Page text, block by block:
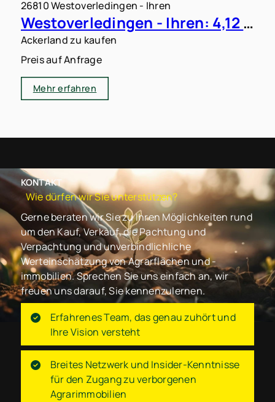
26810 Westoverledingen - Ihren
Westoverledingen - Ihren: 4,12 ha Ackerland zu verkaufen
Ackerland zu kaufen
Preis auf Anfrage
Mehr erfahren
KONTAKT
Wie dürfen wir Sie unterstützen?
Gerne beraten wir Sie zu Ihren Möglichkeiten rund
um den Kauf, Verkauf, die Pachtung und
Verpachtung und unverbindlichliche
Werteinschätzung von Agrarflächen und -
immobilien. Sprechen Sie uns einfach an, wir
freuen uns darauf, Sie kennenzulernen.
Erfahrenes Team, das genau zuhört und
Ihre Vision versteht
Breites Netzwerk und Insider-Kenntnisse
für den Zugang zu verborgenen
Agrarimmobilien